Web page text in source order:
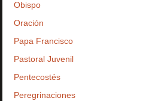
Obispo
Oración
Papa Francisco
Pastoral Juvenil
Pentecostés
Peregrinaciones